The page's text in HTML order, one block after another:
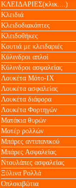
ΚΛΕΙΔΑΡΙΕΣ(κλικ....)
Κλειδιά
Κλειδοδιακόπτες
Κλειδοθήκες
Κουτιά με κλειδαριές
Κύλινδροι απλοί
Κύλινδροι ασφαλείας
Λουκέτα Mότο-ΙΧ
Λουκέτα ασφαλείας
Λουκέτα διάφορα
Λουκέτα Φορτηγών
Ματάκια θυρών
Μοτέρ ρολλών
Μπάρες αντιπανικού
Μπάρες Ασφαλείας
Ντουλάπες ασφαλείας
Ξύλινα Ρολλά
Οπλοκιβώτια